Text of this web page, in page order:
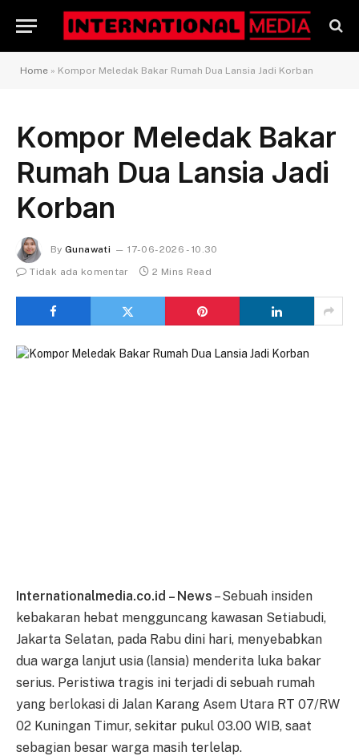
Home » Kompor Meledak Bakar Rumah Dua Lansia Jadi Korban
Kompor Meledak Bakar
Rumah Dua Lansia Jadi
Korban
By Gunawati
17-06-2026 - 10.30
Tidak ada komentar
2 Mins Read
Internationalmedia.co.id – News – Sebuah insiden
kebakaran hebat mengguncang kawasan Setiabudi,
Jakarta Selatan, pada Rabu dini hari, menyebabkan
dua warga lanjut usia (lansia) menderita luka bakar
serius. Peristiwa tragis ini terjadi di sebuah rumah
yang berlokasi di Jalan Karang Asem Utara RT 07/RW
02 Kuningan Timur, sekitar pukul 03.00 WIB, saat
sebagian besar warga masih terlelap.